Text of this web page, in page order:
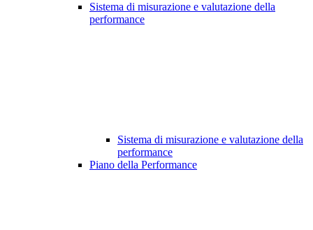
Sistema di misurazione e valutazione della
performance
Sistema di misurazione e valutazione della
performance
Piano della Performance